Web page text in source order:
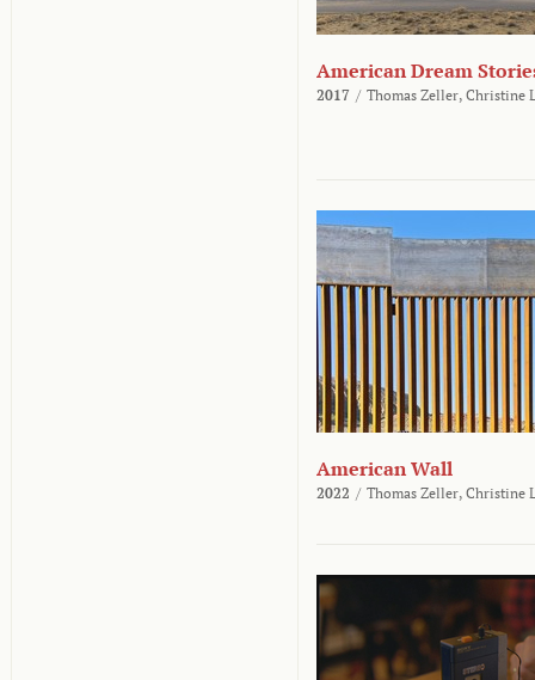
American Dream
2017 / Thomas Zeller, Christine
American Wall
2022 / Thomas Zeller, Christine